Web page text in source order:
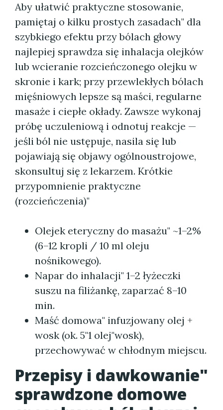
Aby ułatwić praktyczne stosowanie,
pamiętaj o kilku prostych zasadach" dla
szybkiego efektu przy bólach głowy
najlepiej sprawdza się inhalacja olejków
lub wcieranie rozcieńczonego olejku w
skronie i kark; przy przewlekłych bólach
mięśniowych lepsze są maści, regularne
masaże i ciepłe okłady. Zawsze wykonaj
próbę uczuleniową i odnotuj reakcje —
jeśli ból nie ustępuje, nasila się lub
pojawiają się objawy ogólnoustrojowe,
skonsultuj się z lekarzem. Krótkie
przypomnienie praktyczne
(rozcieńczenia)"
Olejek eteryczny do masażu" ~1–2%
(6–12 kropli / 10 ml oleju
nośnikowego).
Napar do inhalacji" 1–2 łyżeczki
suszu na filiżankę, zaparzać 8–10
min.
Maść domowa" infuzjowany olej +
wosk (ok. 5"1 olej"wosk),
przechowywać w chłodnym miejscu.
Przepisy i dawkowanie"
sprawdzone domowe